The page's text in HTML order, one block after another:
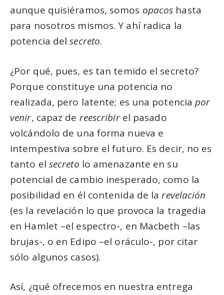
aunque quisiéramos, somos opacos hasta
para nosotros mismos. Y ahí radica la
potencia delsecreto.
¿Por qué, pues, es tan temido el secreto?
Porque constituye una potencia no
realizada, pero latente; es una potenciapor
venir, capaz de reescribir el pasado
volcándolo de una forma nueva e
intempestiva sobre el futuro. Es decir, no es
tanto el secreto lo amenazante en su
potencial de cambio inesperado, como la
posibilidad en él contenida de larevelación
(es la revelación lo que provoca la tragedia
en Hamlet –el espectro-, en Macbeth –las
brujas-, o en Edipo –el oráculo-, por citar
sólo algunos casos).
Así, ¿qué ofrecemos en nuestra entrega